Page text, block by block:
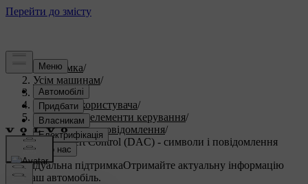
Підтримка/
Усім машинам/
S60 2015/
Посібник користувача/
Прилади та елементи керування/
Символи та повідомлення/
Driver Alert Control (DAC) - символи і повідомлення
Індивідуальна підтримкаОтримайте актуальну інформацію
про ваш автомобіль.